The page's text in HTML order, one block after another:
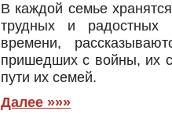
В каждой семье
трудных и радостных
времени,
пришедших с войны, их
пути их семей.
Далее »»»